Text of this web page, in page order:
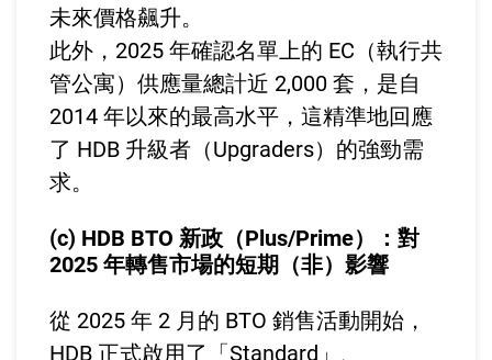
未來價格飆升。
此外，2025 年確認名單上的 EC（執行共
管公寓）供應量總計近 2,000 套，是自
2014 年以來的最高水平，這精準地回應
了 HDB 升級者（Upgraders）的強勁需
求。
(c) HDB BTO 新政（Plus/Prime）：對
2025 年轉售市場的短期（非）影響
從 2025 年 2 月的 BTO 銷售活動開始，
HDB 正式啟用了「Standard」、